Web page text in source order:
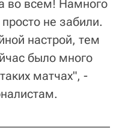
во всем! Намного
не забили.
настрой, тем
было много
матчах", -